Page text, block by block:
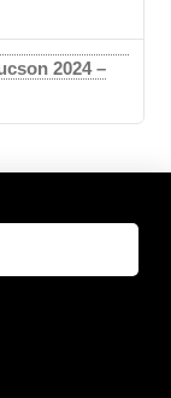
2024 –